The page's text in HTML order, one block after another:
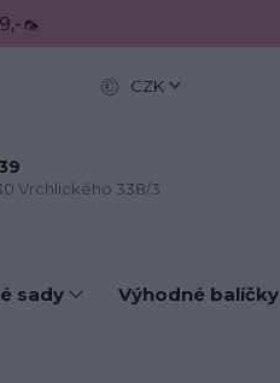
🦟
CZK
Vrchlického 338/3
sady Výhodné balíčky